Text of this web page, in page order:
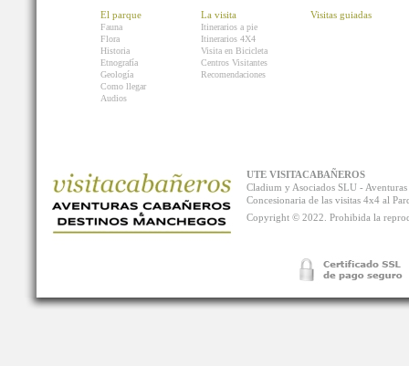
El parque
Fauna
Flora
Historia
Etnografía
Geología
Como llegar
Audios
La visita
Itinerarios a pie
Itinerarios 4X4
Visita en Bicicleta
Centros Visitantes
Recomendaciones
Visitas guiadas
UTE VISITACABAÑEROS
Cladium y Asociados SLU -
Concesionaria de las visitas 4x4 al
Copyright © 2022. Prohibida la